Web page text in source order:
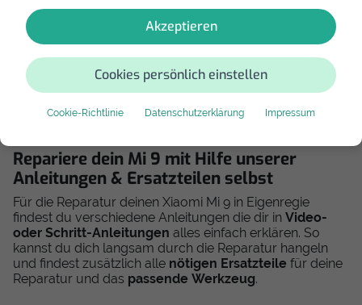
Akzeptieren
Cookies persönlich einstellen
Cookie-Richtlinie Datenschutzerklärung Impressum
Repariere dein Mi 9 mit Hilfe unserer
Anleitungen & Ersatzteilen selbst
Für die Reparatur deinen Xiaomi Mi 9 in Eigenregie
findest du verschiedene Anleitungen die dir in Video-
oder Schritt-Anleitungen alles einfach erklären. So
kannst du dich langsam durch die Reparatur hangeln
und findest zusätzlich alle nötigen Ersatzteile für deine
Reparatur und das passende Werkzeug.